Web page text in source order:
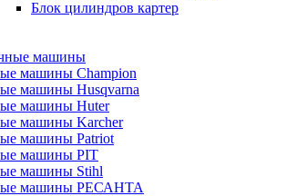
Блок цилиндров картер
машины
машины Champion
машины Husqvarna
машины Huter
машины Karcher
машины Patriot
машины PIT
машины Stihl
машины РЕСАНТА